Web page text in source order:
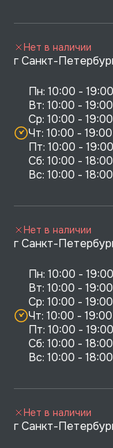
г Санкт-
Пн: 10:00 - 19:00
Вт: 10:00 - 19:00
Ср: 10:00 - 19:00
Чт: 10:00 - 19:00
Пт: 10:00 - 19:00
Сб: 10:00 - 18:00
Нет в наличии
г Санкт-
Пн: 10:00 - 19:00
Вт: 10:00 - 19:00
Ср: 10:00 - 19:00
Чт: 10:00 - 19:00
Пт: 10:00 - 19:00
Сб: 10:00 - 18:00
Нет в наличии
г Санкт-
Нет в наличии